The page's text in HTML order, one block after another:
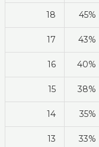
18 45%
17 43%
16 40%
15 38%
14 35%
13 33%